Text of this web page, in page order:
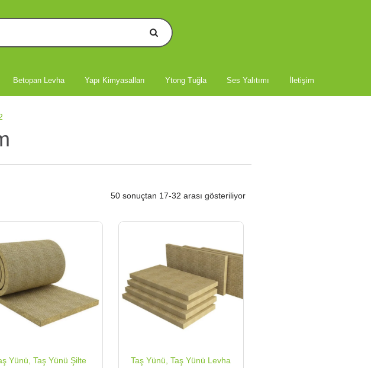
Betopan Levha Yapı Kimyasalları Ytong Tuğla Ses Yalıtımı İletişim
50 sonuçtan 17-32 arası gösteriliyor
Yünü,Taş Yünü Şilte Taş Yünü,Taş Yünü Levha